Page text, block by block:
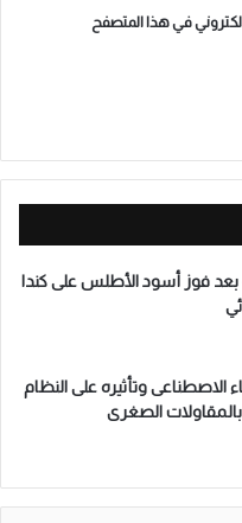
في هذا المتصفح
بعد فوز أسود الأطلس على كندا
الاصطناعى وتأثيره على النظام
الصغرى